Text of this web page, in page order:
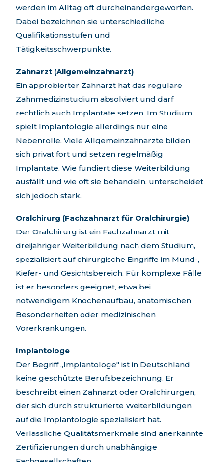
werden im Alltag oft durcheinandergeworfen.
Dabei bezeichnen sie unterschiedliche
Qualifikationsstufen und
Tätigkeitsschwerpunkte.
Zahnarzt (Allgemeinzahnarzt)
Ein approbierter Zahnarzt hat das reguläre
Zahnmedizinstudium absolviert und darf
rechtlich auch Implantate setzen. Im Studium
spielt Implantologie allerdings nur eine
Nebenrolle. Viele Allgemeinzahnärzte bilden
sich privat fort und setzen regelmäßig
Implantate. Wie fundiert diese Weiterbildung
ausfällt und wie oft sie behandeln, unterscheidet
sich jedoch stark.
Oralchirurg (Fachzahnarzt für Oralchirurgie)
Der Oralchirurg ist ein Fachzahnarzt mit
dreijähriger Weiterbildung nach dem Studium,
spezialisiert auf chirurgische Eingriffe im Mund-,
Kiefer- und Gesichtsbereich. Für komplexe Fälle
ist er besonders geeignet, etwa bei
notwendigem Knochenaufbau, anatomischen
Besonderheiten oder medizinischen
Vorerkrankungen.
Implantologe
Der Begriff „Implantologe" ist in Deutschland
keine geschützte Berufsbezeichnung. Er
beschreibt einen Zahnarzt oder Oralchirurgen,
der sich durch strukturierte Weiterbildungen
auf die Implantologie spezialisiert hat.
Verlässliche Qualitätsmerkmale sind anerkannte
Zertifizierungen durch unabhängige